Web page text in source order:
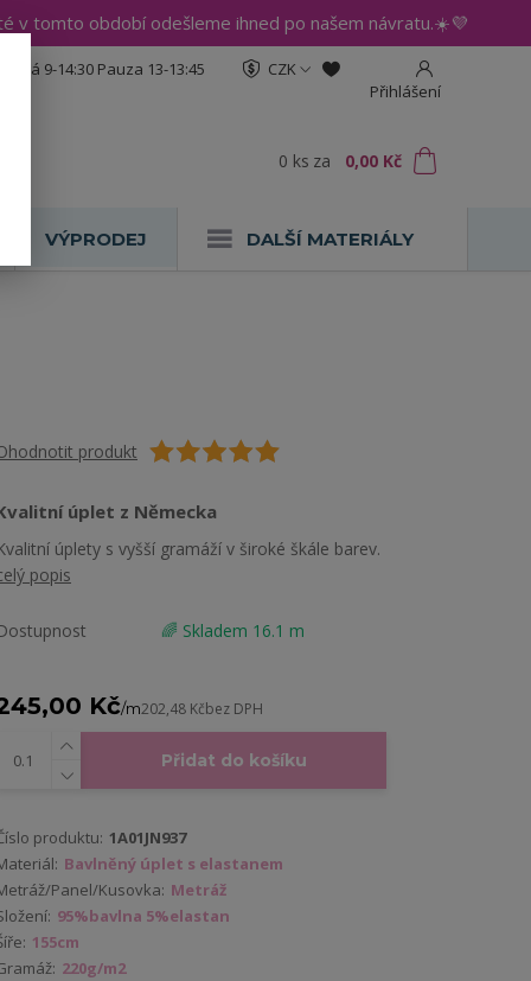
v tomto období odešleme ihned po našem návratu.☀️💜
CZK
Přihlášení
Pá 9-14:30 Pauza 13-13:45
0 ks za 0,00 Kč
VÝPRODEJ DALŠÍ MATERIÁLY
produkt
úplet z Německa
úplety s vyšší gramáží v široké škále barev.
popis
🌈 Skladem 16.1 m
Kč/m202,48 Kčbez DPH
Přidat do košíku
produktu: 1A01JN937
Bavlněný úplet s elastanem
Panel/Kusovka: Metráž
95%bavlna 5%elastan
155cm
220g/m2